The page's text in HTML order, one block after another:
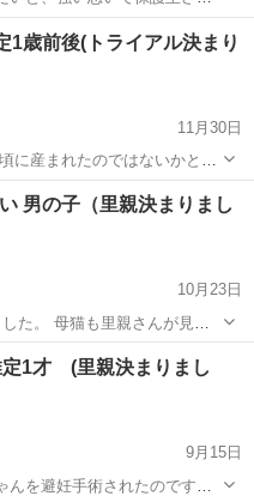
す。 飼い主不在確認済みで
性格
1歳前後(トライアル決まり
11月30日
えたさんになりそうです。 オモチャにも反応して遊びます( *´︶`*) ...
ワクチン
男の子（里親決まりまし
10月23日
た。 母猫も里親さんが見つ
。他の保護猫たちともケンカ
去勢手術
1才 (里親決まりまし
9月15日
んを避妊手術されたのです